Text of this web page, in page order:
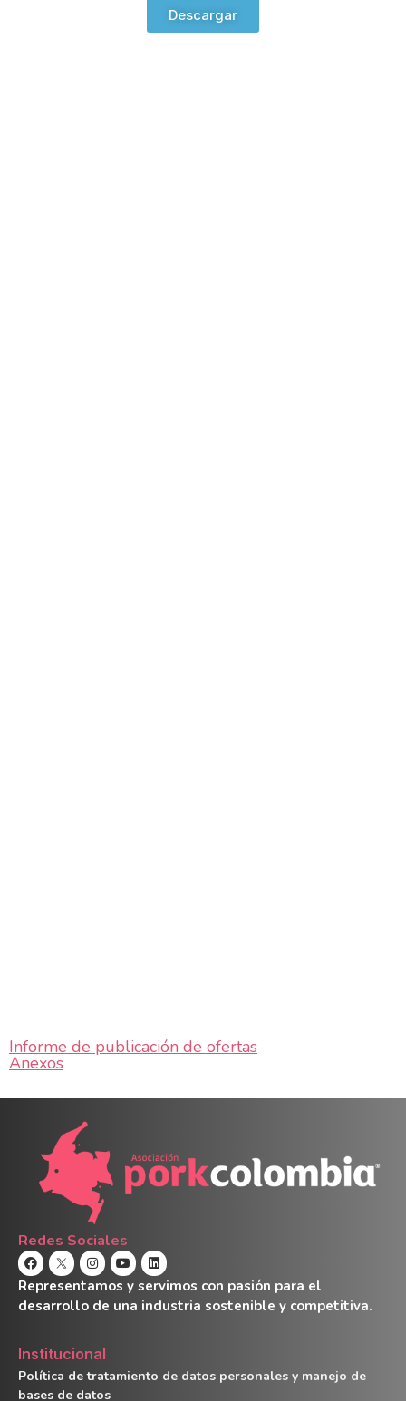
Descargar
Informe de publicación de ofertas
Anexos
Redes Sociales
Representamos y servimos con pasión para el
desarrollo de una industria sostenible y competitiva.
Institucional
Política de tratamiento de datos personales y manejo de
bases de datos